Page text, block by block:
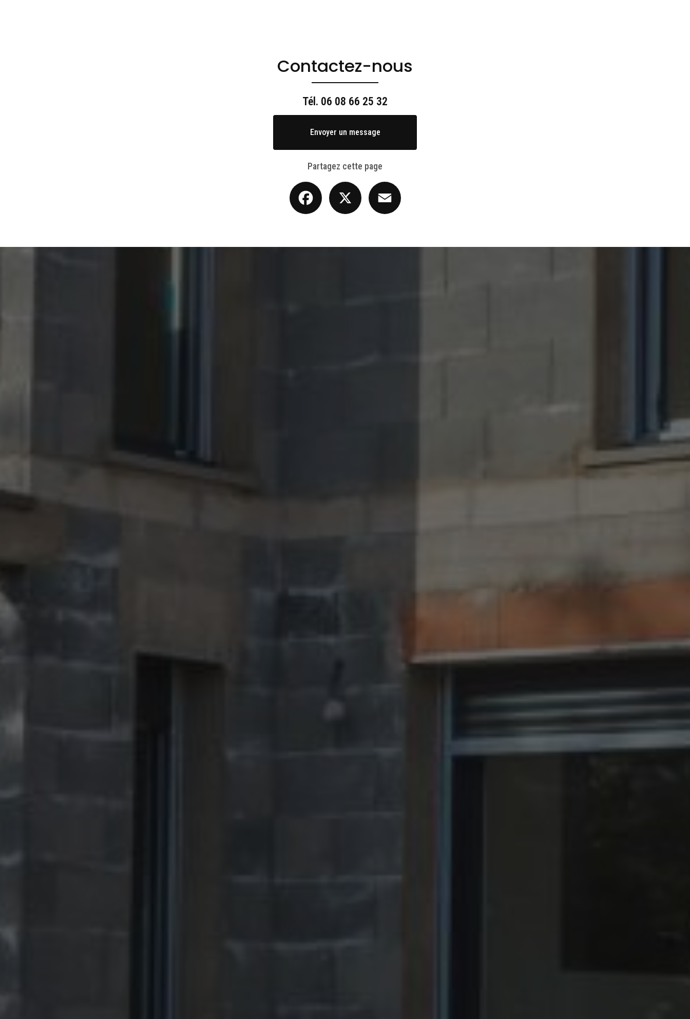
Contactez-nous
Tél. 06 08 66 25 32
Envoyer un message
Partagez cette page
Facebook